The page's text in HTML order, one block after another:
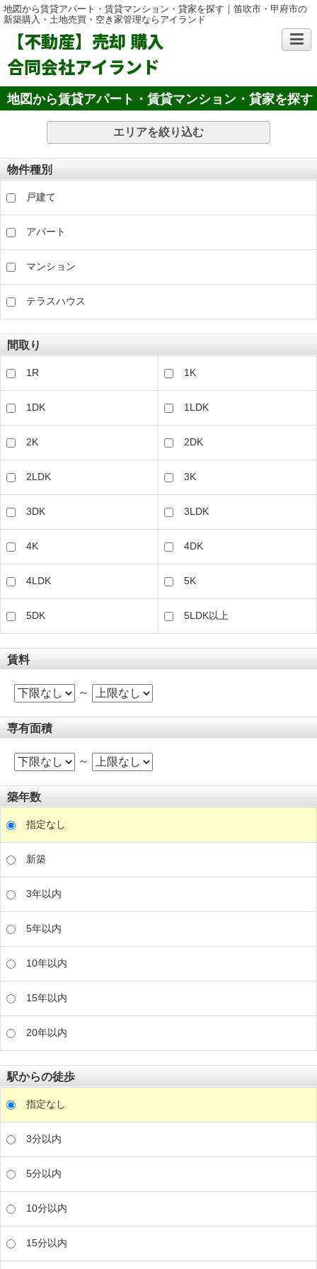
地図から賃貸アパート・賃貸マンション・貸家を探す｜笛吹市・甲府市の
新築購入・土地売買・空き家管理ならアイランド
【不動産】売却 購入
合同会社アイランド
地図から賃貸アパート・賃貸マンション・貸家を探す
エリアを絞り込む
物件種別
戸建て
アパート
マンション
テラスハウス
間取り
1R 1K
1DK 1LDK
2K 2DK
2LDK 3K
3DK 3LDK
4K 4DK
4LDK 5K
5DK 5LDK以上
賃料
～
専有面積
～
築年数
指定なし
新築
3年以内
5年以内
10年以内
15年以内
20年以内
駅からの徒歩
指定なし
3分以内
5分以内
10分以内
15分以内